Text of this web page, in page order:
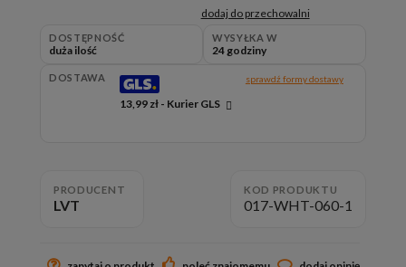
dodaj do przechowalni
DOSTĘPNOŚĆ
duża ilość
WYSYŁKA W
24 godziny
DOSTAWA
13,99 zł - Kurier GLS
sprawdź formy dostawy
PRODUCENT
LVT
KOD PRODUKTU
017-WHT-060-1